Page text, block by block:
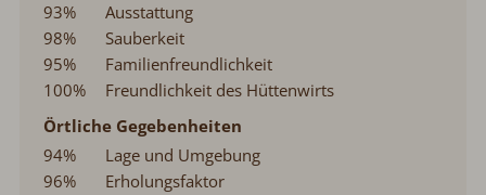
93%
Ausstattung
98%
Sauberkeit
95%
Familienfreundlichkeit
100%
Freundlichkeit des Hüttenwirts
Örtliche Gegebenheiten
94%
Lage und Umgebung
96%
Erholungsfaktor